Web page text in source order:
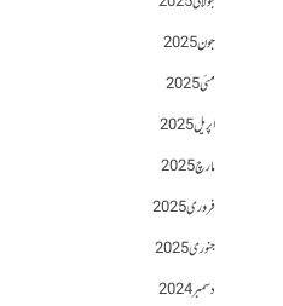
جون 2025
مئی 2025
اپریل 2025
مارچ 2025
فروری 2025
جنوری 2025
دسمبر 2024